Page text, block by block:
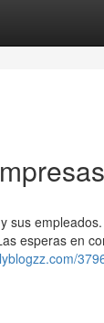
sus
esperas en